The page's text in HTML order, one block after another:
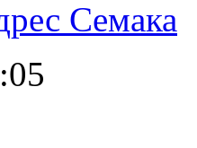
Семака